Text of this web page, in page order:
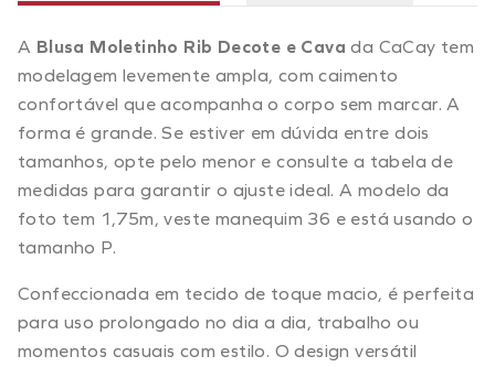
A Blusa Moletinho Rib Decote e Cava da CaCay tem
modelagem levemente ampla, com caimento
confortável que acompanha o corpo sem marcar. A
forma é grande. Se estiver em dúvida entre dois
tamanhos, opte pelo menor e consulte a tabela de
medidas para garantir o ajuste ideal. A modelo da
foto tem 1,75m, veste manequim 36 e está usando o
tamanho P.
Confeccionada em tecido de toque macio, é perfeita
para uso prolongado no dia a dia, trabalho ou
momentos casuais com estilo. O design versátil